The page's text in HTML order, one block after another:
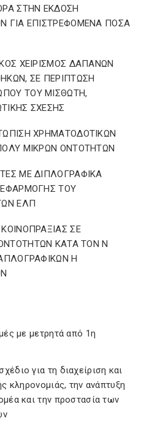
με μετρητά από 1η
για τη διαχείριση και
κληρονομιάς, την ανάπτυξη
και την προστασία των
ΣΤΗΝ ΕΚΔΟΣΗ
ΓΙΑ ΕΠΙΣΤΡΕΦΟΜΕΝΑ ΠΟΣΑ
ΧΕΙΡΙΣΜΟΣ ΔΑΠΑΝΩΝ
ΣΕ ΠΕΡΙΠΤΩΣΗ
ΤΟΥ ΜΙΣΘΩΤΗ,
ΣΧΕΣΗΣ
ΧΡΗΜΑΤΟΔΟΤΙΚΩΝ
ΜΙΚΡΩΝ ΟΝΤΟΤΗΤΩΝ
ΜΕ ΔΙΠΛΟΓΡΑΦΙΚΑ
ΕΦΑΡΜΟΓΗΣ ΤΟΥ
ΕΛΠ
ΣΕ
ΚΑΤΑ ΤΟΝ Ν
Η